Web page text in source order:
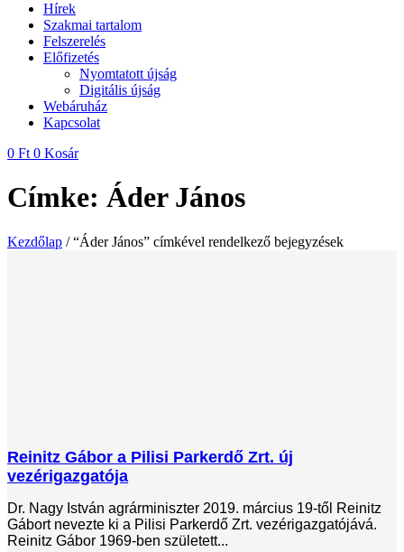
Hírek
Szakmai tartalom
Felszerelés
Előfizetés
Nyomtatott újság
Digitális újság
Webáruház
Kapcsolat
0 Ft 0 Kosár
Címke: Áder János
Kezdőlap / “Áder János” címkével rendelkező bejegyzések
Reinitz Gábor a Pilisi Parkerdő Zrt. új
vezérigazgatója
Dr. Nagy István agrárminiszter 2019. március 19-től Reinitz
Gábort nevezte ki a Pilisi Parkerdő Zrt. vezérigazgatójává.
Reinitz Gábor 1969-ben született...